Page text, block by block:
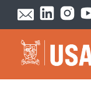
Skip to main content